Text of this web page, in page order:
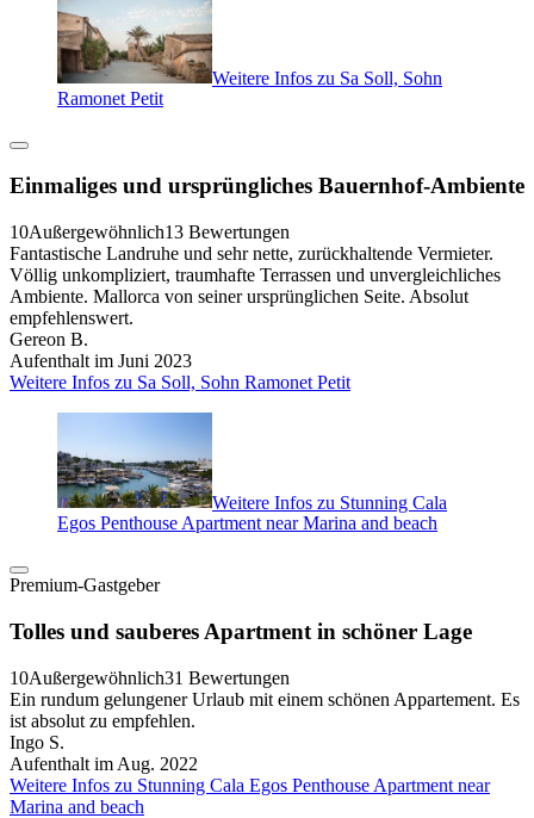
Weitere Infos zu Sa Soll, Sohn
Ramonet Petit
Einmaliges und ursprüngliches Bauernhof-Ambiente
10Außergewöhnlich13 Bewertungen
Fantastische Landruhe und sehr nette, zurückhaltende Vermieter.
Völlig unkompliziert, traumhafte Terrassen und unvergleichliches
Ambiente. Mallorca von seiner ursprünglichen Seite. Absolut
empfehlenswert.
Gereon B.
Aufenthalt im Juni 2023
Weitere Infos zu Sa Soll, Sohn Ramonet Petit
Weitere Infos zu Stunning Cala
Egos Penthouse Apartment near Marina and beach
Premium-Gastgeber
Tolles und sauberes Apartment in schöner Lage
10Außergewöhnlich31 Bewertungen
Ein rundum gelungener Urlaub mit einem schönen Appartement. Es
ist absolut zu empfehlen.
Ingo S.
Aufenthalt im Aug. 2022
Weitere Infos zu Stunning Cala Egos Penthouse Apartment near
Marina and beach